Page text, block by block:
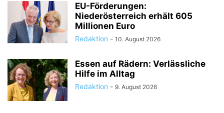
EU-Förderungen:
Niederösterreich erhält 605
Millionen Euro
Redaktion - 10. August 2026
Essen auf Rädern: Verlässliche
Hilfe im Alltag
Redaktion - 9. August 2026